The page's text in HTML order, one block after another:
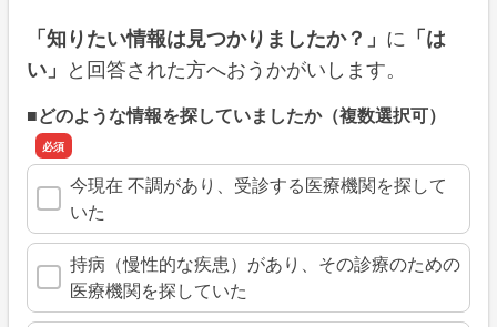
「知りたい情報は見つかりましたか？」 に 「は
い」 と回答された方へおうかがいします。
■どのような情報を探していましたか（複数選択可）
今現在 不調があり、受診する医療機関を探して
いた
持病（慢性的な疾患）があり、その診療のための
医療機関を探していた